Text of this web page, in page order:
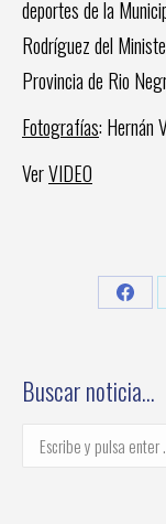
deportes de la
Rodríguez del
Provincia de Rio
Fotografías: Hernán
VerVIDEO
Share
Buscar noticia…
Buscar: